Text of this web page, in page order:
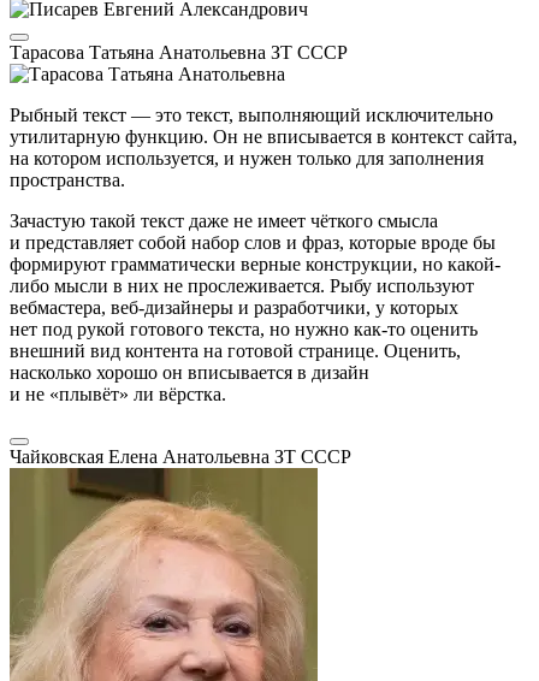
Тарасова Татьяна Анатольевна ЗТ СССР
Рыбный текст — это текст, выполняющий исключительно
утилитарную функцию. Он не вписывается в контекст сайта,
на котором используется, и нужен только для заполнения
пространства.
Зачастую такой текст даже не имеет чёткого смысла
и представляет собой набор слов и фраз, которые вроде бы
формируют грамматически верные конструкции, но какой-
либо мысли в них не прослеживается. Рыбу используют
вебмастера, веб-дизайнеры и разработчики, у которых
нет под рукой готового текста, но нужно как-то оценить
внешний вид контента на готовой странице. Оценить,
насколько хорошо он вписывается в дизайн
и не «плывёт» ли вёрстка.
Чайковская Елена Анатольевна ЗТ СССР